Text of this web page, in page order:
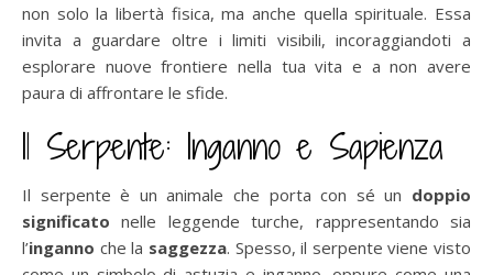
non solo la libertà fisica, ma anche quella spirituale. Essa
invita a guardare oltre i limiti visibili, incoraggiandoti a
esplorare nuove frontiere nella tua vita e a non avere
paura di affrontare le sfide.
Il Serpente: Inganno e Sapienza
Il serpente è un animale che porta con sé un doppio
significato nelle leggende turche, rappresentando sia
l’inganno che la saggezza. Spesso, il serpente viene visto